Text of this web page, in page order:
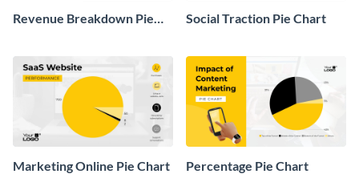
Revenue Breakdown Pie
Social Traction Pie Chart
Marketing Online Pie Chart Percentage Pie Chart